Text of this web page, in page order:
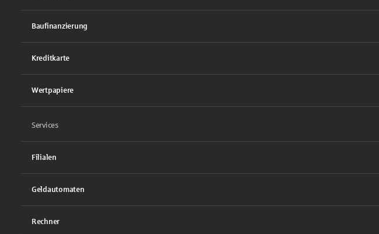
Baufinanzierung
Kreditkarte
Wertpapiere
Services
Filialen
Geldautomaten
Rechner